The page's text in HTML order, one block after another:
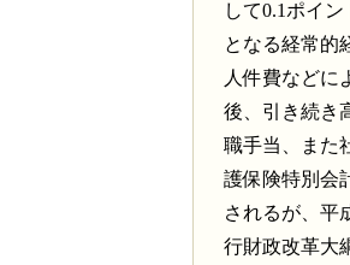
して0.1ポイ
となる経常的
人件費などに
後、引き続き
職手当、また
護保険特別会
されるが、平
行財政改革大